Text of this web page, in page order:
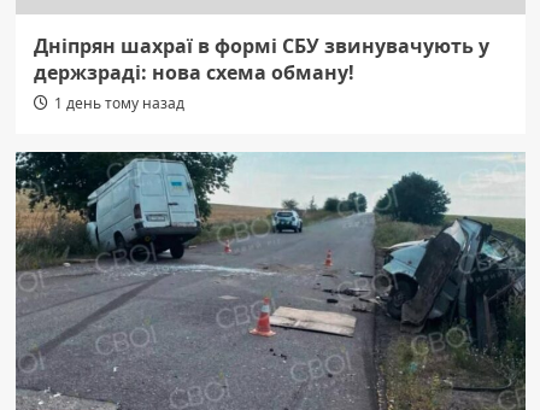
Дніпрян шахраї в формі СБУ звинувачують у
держзраді: нова схема обману!
1 день тому назад